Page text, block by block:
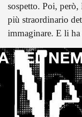
sospetto. Poi,
più straordinario
immaginare. E li